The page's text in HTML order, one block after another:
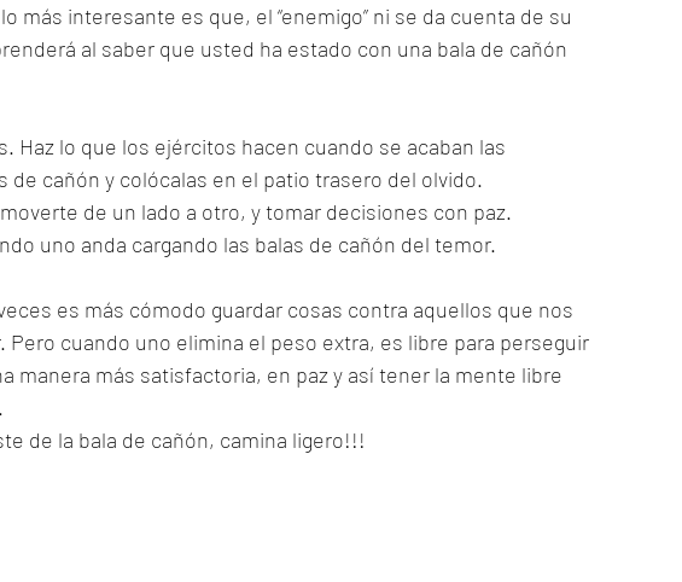
más interesante es que, el “enemigo” ni se da cuenta de su
al saber que usted ha estado con una bala de cañón
Haz lo que los ejércitos hacen cuando se acaban las
de cañón y colócalas en el patio trasero del olvido.
de un lado a otro, y tomar decisiones con paz.
uno anda cargando las balas de cañón del temor.
es más cómodo guardar cosas contra aquellos que nos
Pero cuando uno elimina el peso extra, es libre para perseguir
manera más satisfactoria, en paz y así tener la mente libre
de la bala de cañón, camina ligero!!!